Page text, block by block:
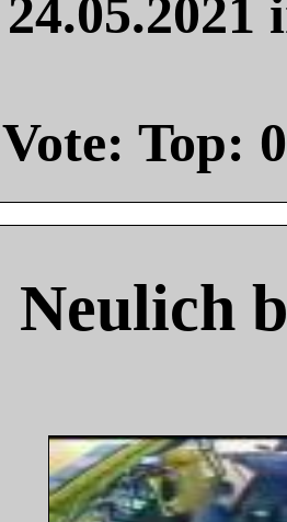
Vote: Top: 0
Neulich